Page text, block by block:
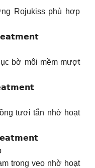
Rojukiss phù hợp
bờ môi mềm mượt
tươi tắn nhờ hoạt
trong veo nhờ hoạt